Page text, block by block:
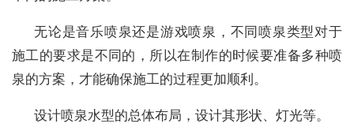
无论是音乐喷泉还是游戏喷泉，不同喷泉类型对于
施工的要求是不同的，所以在制作的时候要准备多种喷
泉的方案，才能确保施工的过程更加顺利。
设计喷泉水型的总体布局，设计其形状、灯光等。